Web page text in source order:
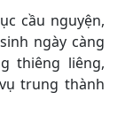
cầu nguyện,
ngày càng
thiêng liêng,
trung thành